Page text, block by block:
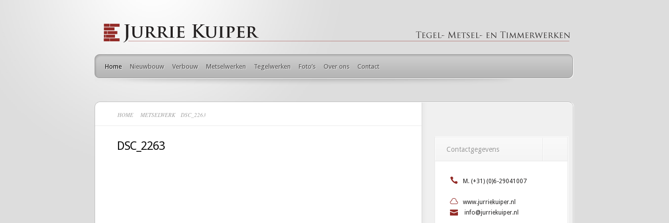
Home Nieuwbouw Verbouw Metselwerken Tegelwerken Foto’s Over ons Contact
HOME METSELWERK DSC_2263
DSC_2263 Contactgegevens
M. (+31) (0)6-29041007
www.jurriekuiper.nl
info@jurriekuiper.nl